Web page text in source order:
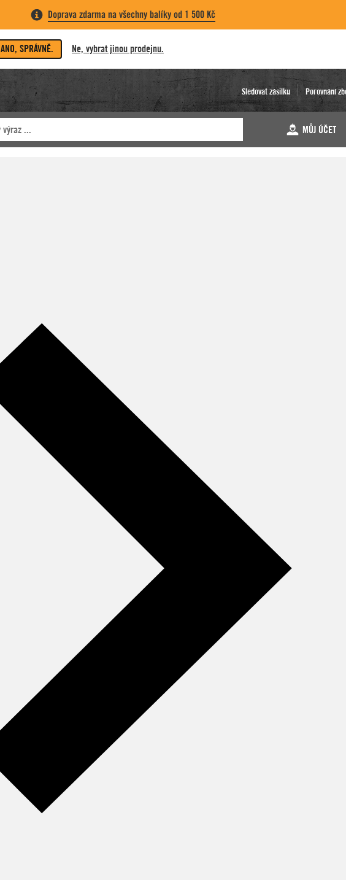
Doprava zdarma na všechny balíky od 1 500 Kč
ANO, SPRÁVNĚ. Ne, vybrat jinou prodejnu.
Sledovat zásilku Porovnání
MŮJ ÚČET